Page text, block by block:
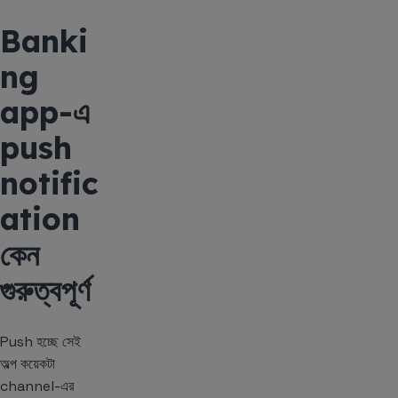
Banki
ng
app-এ
push
notific
ation
কেন
গুরুত্বপূর্ণ
Push হচ্ছে সেই
অল্প কয়েকটা
channel-এর